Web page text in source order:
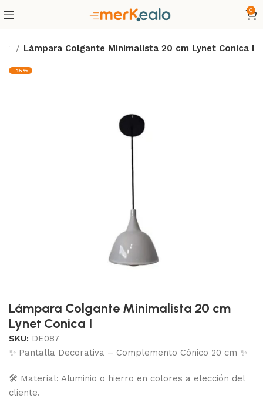
0
Lámpara Colgante Minimalista 20 cm Lynet Conica I
-15%
Lámpara Colgante Minimalista 20 cm
Lynet Conica I
SKU: DE087
✨ Pantalla Decorativa – Complemento Cónico 20 cm ✨
🛠 Material: Aluminio o hierro en colores a elección del
cliente.